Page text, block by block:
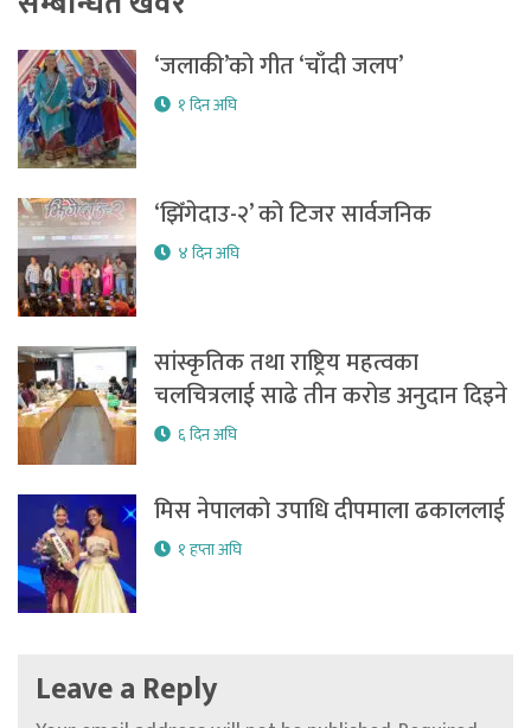
‘जलाकी’को गीत ‘चाँदी जलप’
१ दिन अघि
‘झिँगेदाउ-२’ को टिजर सार्वजनिक
४ दिन अघि
सांस्कृतिक तथा राष्ट्रिय महत्वका
चलचित्रलाई साढे तीन करोड अनुदान दिइने
६ दिन अघि
मिस नेपालको उपाधि दीपमाला ढकाललाई
१ हप्ता अघि
Leave a Reply